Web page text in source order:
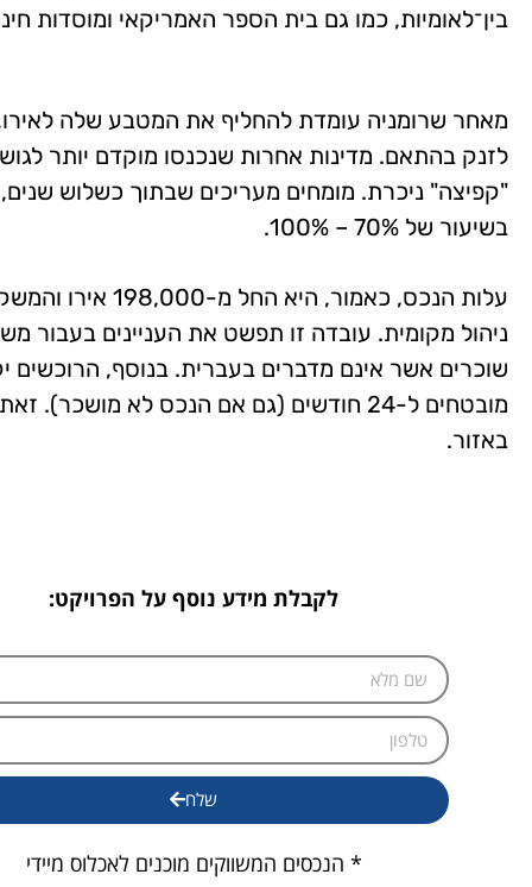
בין־לאומיות, כמו גם בית הספר האמריקאי ומוסדות
מאחר שרומניה עומדת להחליף את המטבע שלה
לזנק בהתאם. מדינות אחרות שנכנסו מוקדם יותר
"קפיצה" ניכרת. מומחים מעריכים שבתוך כשלוש שנים,
בשיעור של 70% – 100%.
עלות הנכס,
ניהול מקומית. עובדה זו תפשט את העניינים בעבור
שוכרים אשר אינם מדברים בעברית. בנוסף, הרוכשים
מובטחים ל-24 חודשים (גם אם הנכס לא
באזור.
לקבלת מידע נוסף על הפרויקט:
שלח
* הנכסים המשווקים מוכנים לאכלוס מיידי